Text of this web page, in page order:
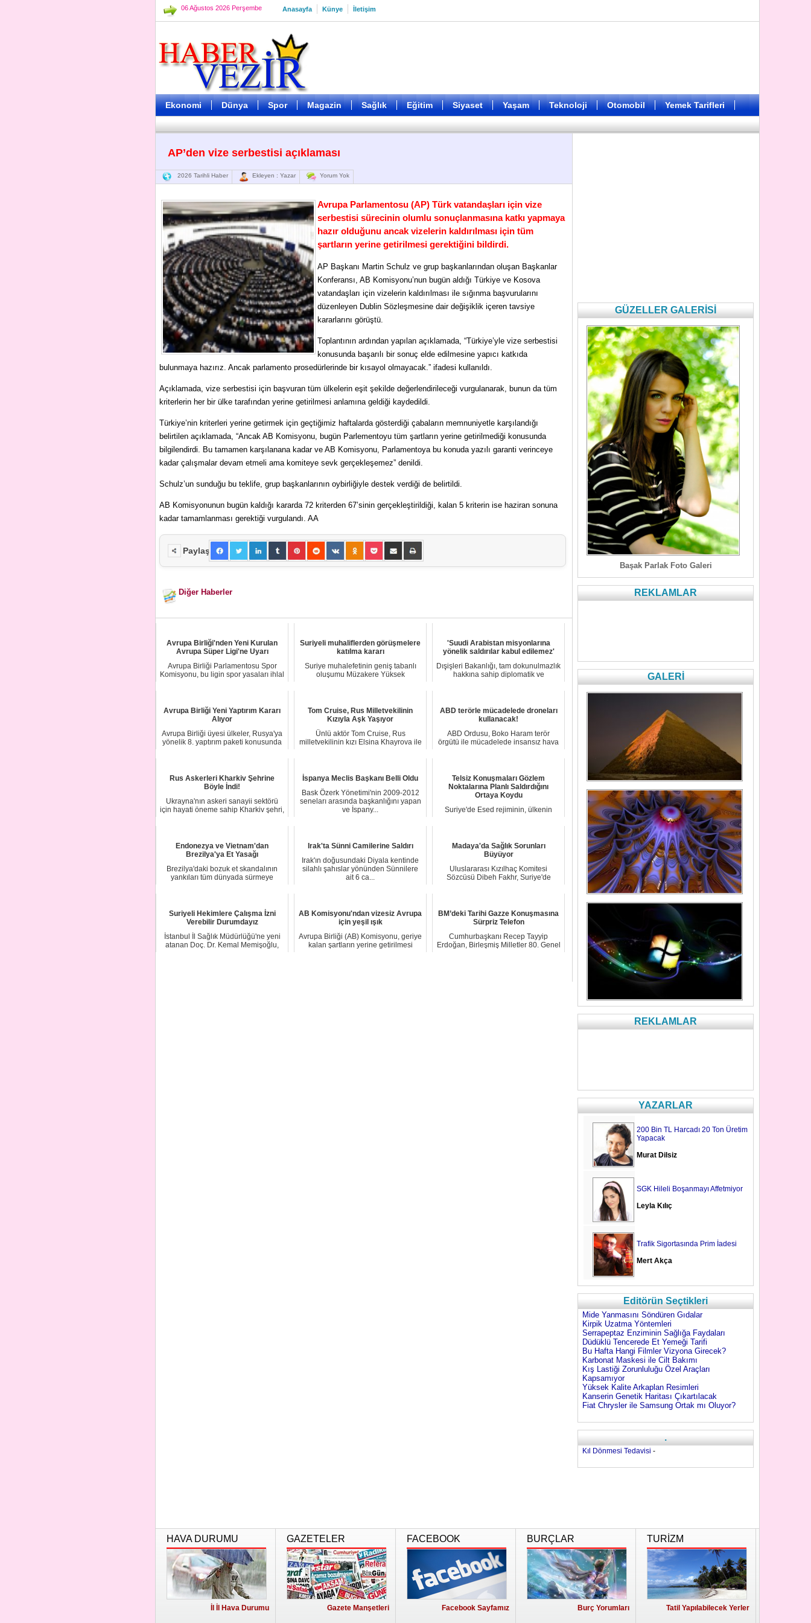
06 Ağustos 2026 Perşembe Anasayfa Künye İletişim
Ekonomi Dünya Spor Magazin Sağlık Eğitim Siyaset Yaşam Teknoloji Otomobil Yemek Tarifleri
AP’den vize serbestisi açıklaması
2026 Tarihli Haber Ekleyen : Yazar Yorum Yok
Avrupa Parlamentosu (AP) Türk vatandaşları için vize
serbestisi sürecinin olumlu sonuçlanmasına katkı yapmaya
hazır olduğunu ancak vizelerin kaldırılması için tüm
şartların yerine getirilmesi gerektiğini bildirdi.
AP Başkanı Martin Schulz ve grup başkanlarından oluşan Başkanlar
Konferansı, AB Komisyonu’nun bugün aldığı Türkiye ve Kosova
vatandaşları için vizelerin kaldırılması ile sığınma başvurularını
düzenleyen Dublin Sözleşmesine dair değişiklik içeren tavsiye
kararlarını görüştü.
Toplantının ardından yapılan açıklamada, “Türkiye’yle vize serbestisi
konusunda başarılı bir sonuç elde edilmesine yapıcı katkıda
bulunmaya hazırız. Ancak parlamento prosedürlerinde bir kısayol olmayacak.” ifadesi kullanıldı.
Açıklamada, vize serbestisi için başvuran tüm ülkelerin eşit şekilde değerlendirileceği vurgulanarak, bunun da tüm
kriterlerin her bir ülke tarafından yerine getirilmesi anlamına geldiği kaydedildi.
Türkiye’nin kriterleri yerine getirmek için geçtiğimiz haftalarda gösterdiği çabaların memnuniyetle karşılandığı
belirtilen açıklamada, “Ancak AB Komisyonu, bugün Parlementoyu tüm şartların yerine getirilmediği konusunda
bilgilendirdi. Bu tamamen karşılanana kadar ve AB Komisyonu, Parlamentoya bu konuda yazılı garanti verinceye
kadar çalışmalar devam etmeli ama komiteye sevk gerçekleşemez” denildi.
Schulz’un sunduğu bu teklife, grup başkanlarının oybirliğiyle destek verdiği de belirtildi.
AB Komisyonunun bugün kaldığı kararda 72 kriterden 67’sinin gerçekleştirildiği, kalan 5 kriterin ise haziran sonuna
kadar tamamlanması gerektiği vurgulandı. AA
Paylaş
Diğer Haberler
Avrupa Birliği'nden Yeni Kurulan
Avrupa Süper Ligi'ne Uyarı
Avrupa Birliği Parlamentosu Spor
Komisyonu, bu ligin spor yasaları ihlal
Suriyeli muhaliflerden görüşmelere
katılma kararı
Suriye muhalefetinin geniş tabanlı
oluşumu Müzakere Yüksek
'Suudi Arabistan misyonlarına
yönelik saldırılar kabul edilemez'
Dışişleri Bakanlığı, tam dokunulmazlık
hakkına sahip diplomatik ve
Avrupa Birliği Yeni Yaptırım Kararı
Alıyor
Avrupa Birliği üyesi ülkeler, Rusya'ya
yönelik 8. yaptırım paketi konusunda
Tom Cruise, Rus Milletvekilinin
Kızıyla Aşk Yaşıyor
Ünlü aktör Tom Cruise, Rus
milletvekilinin kızı Elsina Khayrova ile
ABD terörle mücadelede droneları
kullanacak!
ABD Ordusu, Boko Haram terör
örgütü ile mücadelede insansız hava
Rus Askerleri Kharkiv Şehrine
Böyle İndi!
Ukrayna'nın askeri sanayii sektörü
için hayati öneme sahip Kharkiv şehri,
İspanya Meclis Başkanı Belli Oldu
Bask Özerk Yönetimi'nin 2009-2012
seneları arasında başkanlığını yapan
ve İspany...
Telsiz Konuşmaları Gözlem
Noktalarına Planlı Saldırdığını
Ortaya Koydu
Suriye'de Esed rejiminin, ülkenin
Endonezya ve Vietnam'dan
Brezilya'ya Et Yasağı
Brezilya'daki bozuk et skandalının
yankıları tüm dünyada sürmeye
Irak'ta Sünni Camilerine Saldırı
Irak'ın doğusundaki Diyala kentinde
silahlı şahıslar yönünden Sünnilere
ait 6 ca...
Madaya'da Sağlık Sorunları
Büyüyor
Uluslararası Kızılhaç Komitesi
Sözcüsü Dibeh Fakhr, Suriye'de
Suriyeli Hekimlere Çalışma İzni
Verebilir Durumdayız
İstanbul İl Sağlık Müdürlüğü'ne yeni
atanan Doç. Dr. Kemal Memişoğlu,
AB Komisyonu'ndan vizesiz Avrupa
için yeşil ışık
Avrupa Birliği (AB) Komisyonu, geriye
kalan şartların yerine getirilmesi
BM’deki Tarihi Gazze Konuşmasına
Sürpriz Telefon
Cumhurbaşkanı Recep Tayyip
Erdoğan, Birleşmiş Milletler 80. Genel
GÜZELLER GALERİSİ
Başak Parlak Foto Galeri
REKLAMLAR
GALERİ
REKLAMLAR
YAZARLAR
200 Bin TL Harcadı 20 Ton Üretim
Yapacak
Murat Dilsiz
SGK Hileli Boşanmayı Affetmiyor
Leyla Kılıç
Trafik Sigortasında Prim İadesi
Mert Akça
Editörün Seçtikleri
Mide Yanmasını Söndüren Gıdalar
Kirpik Uzatma Yöntemleri
Serrapeptaz Enziminin Sağlığa Faydaları
Düdüklü Tencerede Et Yemeği Tarifi
Bu Hafta Hangi Filmler Vizyona Girecek?
Karbonat Maskesi ile Cilt Bakımı
Kış Lastiği Zorunluluğu Özel Araçları
Kapsamıyor
Yüksek Kalite Arkaplan Resimleri
Kanserin Genetik Haritası Çıkartılacak
Fiat Chrysler ile Samsung Ortak mı Oluyor?
.
Kıl Dönmesi Tedavisi -
HAVA DURUMU
İl İl Hava Durumu
GAZETELER
Gazete Manşetleri
FACEBOOK
Facebook Sayfamız
BURÇLAR
Burç Yorumları
TURİZM
Tatil Yapılabilecek Yerler